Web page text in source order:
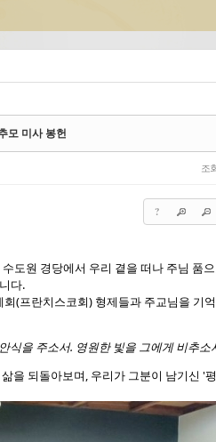
모 미사 봉헌
조
?
도원 경당에서 우리 곁을 떠나 주님 품
다.
(프란치스코회) 형제들과 주교님을 기
식을 주소서. 영원한 빛을 그에게 비추소
을 되돌아보며, 우리가 그분이 남기신 '